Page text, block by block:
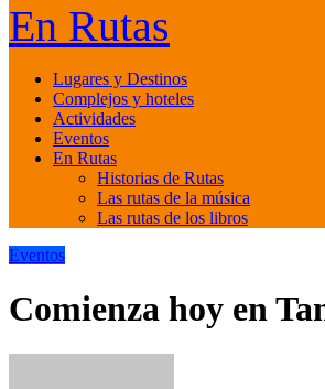
En Rutas
Lugares y Destinos
Complejos y hoteles
Actividades
Eventos
En Rutas
Historias de Rutas
Las rutas de la música
Las rutas de los libros
Eventos
Comienza hoy en